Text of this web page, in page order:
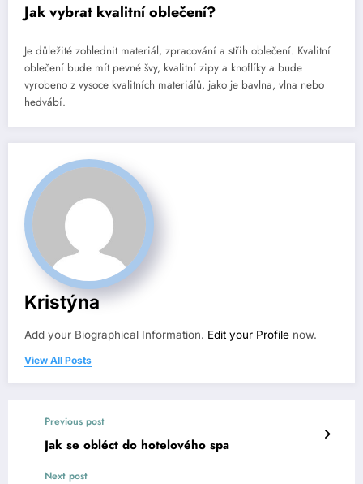
Jak vybrat kvalitní oblečení?
Je důležité zohlednit materiál, zpracování a střih oblečení. Kvalitní
oblečení bude mít pevné švy, kvalitní zipy a knoflíky a bude
vyrobeno z vysoce kvalitních materiálů, jako je bavlna, vlna nebo
hedvábí.
Kristýna
Add your Biographical Information. Edit your Profile now.
View All Posts
Previous post
Jak se obléct do hotelového spa
Next post